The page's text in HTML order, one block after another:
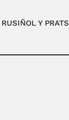
Y PRATS